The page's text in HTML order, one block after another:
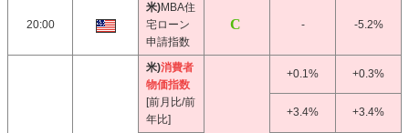
20:00
米)MBA住
宅ローン
申請指数
- -5.2%
米)消費者
物価指数
[前月比/前
年比]
+0.1% +0.3%
+3.4% +3.4%